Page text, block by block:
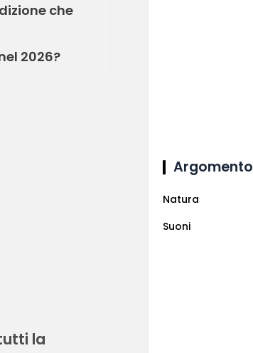
che
2026?
la
Argomento
Natura
Suoni